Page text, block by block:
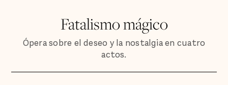
Fatalismo mágico
Ópera sobre el deseo y la nostalgia en cuatro
actos.